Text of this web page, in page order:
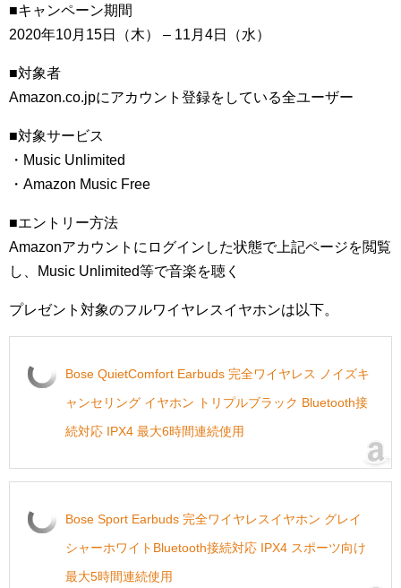
■キャンペーン期間
2020年10月15日（木） – 11月4日（水）
■対象者
Amazon.co.jpにアカウント登録をしている全ユーザー
■対象サービス
・Music Unlimited
・Amazon Music Free
■エントリー方法
Amazonアカウントにログインした状態で上記ページを閲覧
し、Music Unlimited等で音楽を聴く
プレゼント対象のフルワイヤレスイヤホンは以下。
Bose QuietComfort Earbuds 完全ワイヤレス ノイズキ
ャンセリング イヤホン トリプルブラック Bluetooth接
続対応 IPX4 最大6時間連続使用
Bose Sport Earbuds 完全ワイヤレスイヤホン グレイ
シャーホワイトBluetooth接続対応 IPX4 スポーツ向け
最大5時間連続使用